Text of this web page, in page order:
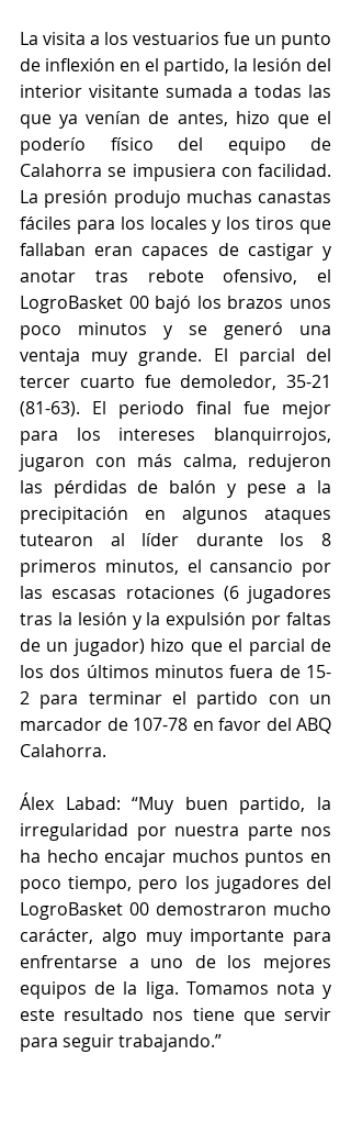
La visita a los vestuarios fue un punto
de inflexión en el partido, la lesión del
interior visitante sumada a todas las
que ya venían de antes, hizo que el
poderío físico del equipo de
Calahorra se impusiera con facilidad.
La presión produjo muchas canastas
fáciles para los locales y los tiros que
fallaban eran capaces de castigar y
anotar tras rebote ofensivo, el
LogroBasket 00 bajó los brazos unos
poco minutos y se generó una
ventaja muy grande. El parcial del
tercer cuarto fue demoledor, 35-21
(81-63). El periodo final fue mejor
para los intereses blanquirrojos,
jugaron con más calma, redujeron
las pérdidas de balón y pese a la
precipitación en algunos ataques
tutearon al líder durante los 8
primeros minutos, el cansancio por
las escasas rotaciones (6 jugadores
tras la lesión y la expulsión por faltas
de un jugador) hizo que el parcial de
los dos últimos minutos fuera de 15-
2 para terminar el partido con un
marcador de 107-78 en favor del ABQ
Calahorra.
Álex Labad: “Muy buen partido, la
irregularidad por nuestra parte nos
ha hecho encajar muchos puntos en
poco tiempo, pero los jugadores del
LogroBasket 00 demostraron mucho
carácter, algo muy importante para
enfrentarse a uno de los mejores
equipos de la liga. Tomamos nota y
este resultado nos tiene que servir
para seguir trabajando.”